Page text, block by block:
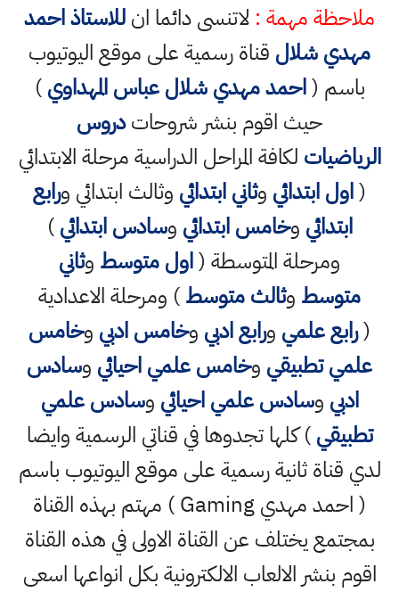
ملاحظة مهمة : لاتنسى دائما انللاستاذ احمد
مهدي شلال قناة رسمية على موقع اليوتيوب
باسم (احمد مهدي شلال عباس المهداوي)
حيث اقوم بنشر شروحاتدروس
الرياضيات لكافة المراحل الدراسية مرحلة الابتدائي
(اول ابتدائي وثاني ابتدائي وثالث ابتدائي ورابع
ابتدائي وخامس ابتدائي وسادس ابتدائي)
ومرحلة المتوسطة (اول متوسط وثاني
متوسط وثالث متوسط) ومرحلة الاعدادية
(رابع علمي ورابع ادبي وخامس ادبي وخامس
علمي تطبيقي وخامس علمي احيائي وسادس
ادبي وسادس علمي احيائي وسادس علمي
تطبيقي) كلها تجدوها في قناتي الرسمية وايضا
لدي قناة ثانية رسمية على موقع اليوتيوب باسم
( احمد مهدي Gaming ) مهتم بهذه القناة
بمجتمع يختلف عن القناة الاولى في هذه القناة
اقوم بنشر الالعاب الالكترونية بكل انواعها اسعى